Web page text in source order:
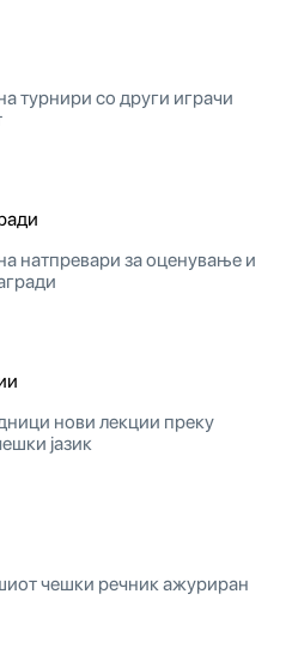
турнири со други играчи
натпревари за оценување и
нови лекции преку
јазик
чешки речник ажуриран